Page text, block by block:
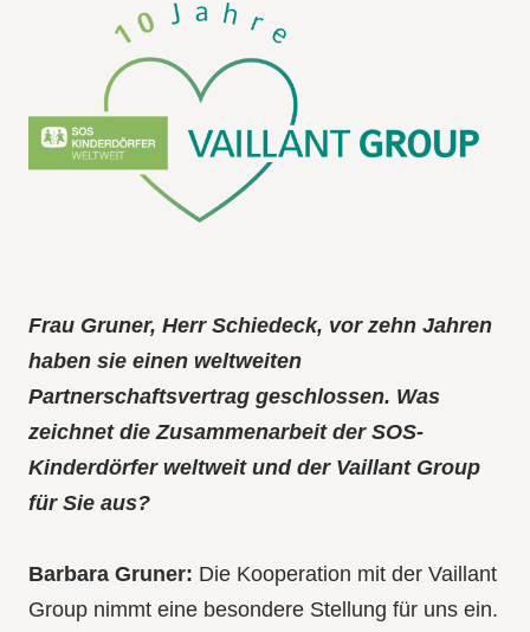
Frau Gruner, Herr Schiedeck, vor zehn Jahren
haben sie einen weltweiten
Partnerschaftsvertrag geschlossen. Was
zeichnet die Zusammenarbeit der SOS-
Kinderdörfer weltweit und der Vaillant Group
für Sie aus?
Barbara Gruner: Die Kooperation mit der Vaillant
Group nimmt eine besondere Stellung für uns ein.